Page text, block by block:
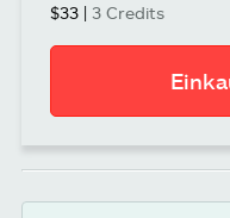
$33 | 3 Credits